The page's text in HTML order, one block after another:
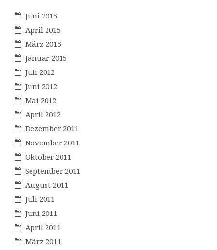
Juni 2015
April 2015
März 2015
Januar 2015
Juli 2012
Juni 2012
Mai 2012
April 2012
Dezember 2011
November 2011
Oktober 2011
September 2011
August 2011
Juli 2011
Juni 2011
April 2011
März 2011